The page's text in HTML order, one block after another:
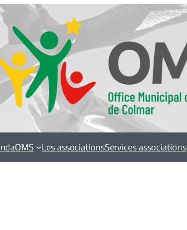
OMS Les associationsServices associations